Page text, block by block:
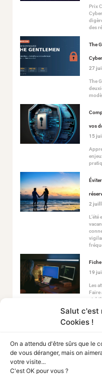
Salut c'est
Cookies !
On a attendu d'être sûrs que le
de vous déranger, mais on
votre visite...
C'est OK pour vous ?
Prix
des
The
27
The
vos
15
2
19
Les
Faire